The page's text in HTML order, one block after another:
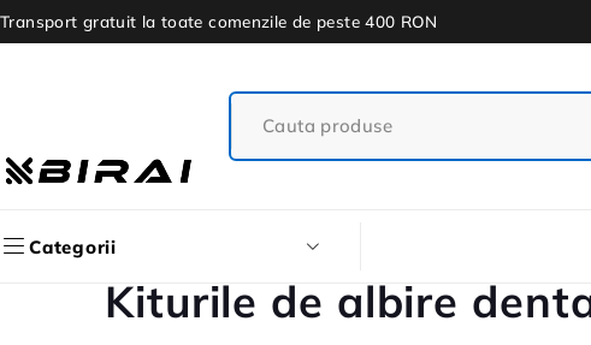
Transport gratuit la toate comenzile de peste 400 RON
Categorii
Kiturile de albire